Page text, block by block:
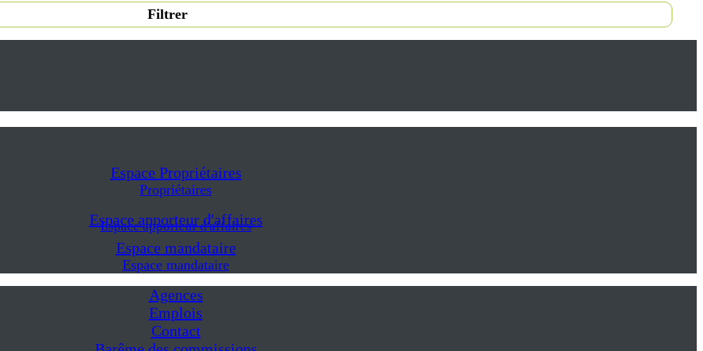
Filtrer
Espace Propriétaires
Propriétaires
Espace apporteur d'affaires
Espace apporteur d'affaires
Espace mandataire
Espace mandataire
Agences
Emplois
Contact